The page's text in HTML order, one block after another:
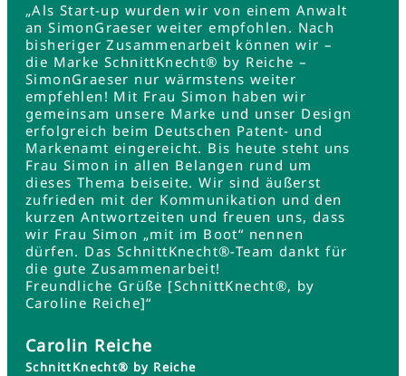
„Als Start-up wurden wir von einem Anwalt
an SimonGraeser weiter empfohlen. Nach
bisheriger Zusammenarbeit können wir –
die Marke SchnittKnecht® by Reiche –
SimonGraeser nur wärmstens weiter
empfehlen! Mit Frau Simon haben wir
gemeinsam unsere Marke und unser Design
erfolgreich beim Deutschen Patent- und
Markenamt eingereicht. Bis heute steht uns
Frau Simon in allen Belangen rund um
dieses Thema beiseite. Wir sind äußerst
zufrieden mit der Kommunikation und den
kurzen Antwortzeiten und freuen uns, dass
wir Frau Simon „mit im Boot“ nennen
dürfen. Das SchnittKnecht®-Team dankt für
die gute Zusammenarbeit!
Freundliche Grüße [SchnittKnecht®, by
Caroline Reiche]“
Carolin Reiche
SchnittKnecht® by Reiche